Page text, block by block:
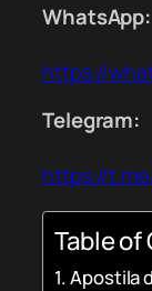
WhatsApp:
https://
Telegram:
https://
Table
Apostila